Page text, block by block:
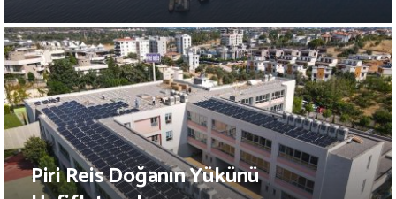
Piri Reis Doğanın Yükünü